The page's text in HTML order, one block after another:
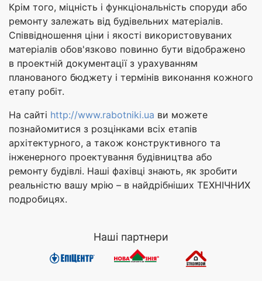
Крім того, міцність і функціональність споруди або
ремонту залежать від будівельних матеріалів.
Співвідношення ціни і якості використовуваних
матеріалів обов'язково повинно бути відображено
в проектній документації з урахуванням
планованого бюджету і термінів виконання кожного
етапу робіт.
На сайті http://www.rabotniki.ua ви можете
познайомитися з розцінками всіх етапів
архітектурного, а також конструктивного та
інженерного проектування будівництва або
ремонту будівлі. Наші фахівці знають, як зробити
реальністю вашу мрію – в найдрібніших ТЕХНІЧНИХ
подробицях.
Наші партнери